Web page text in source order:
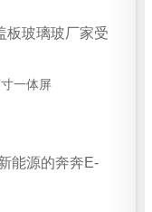
一体屏
能源的奔奔E-